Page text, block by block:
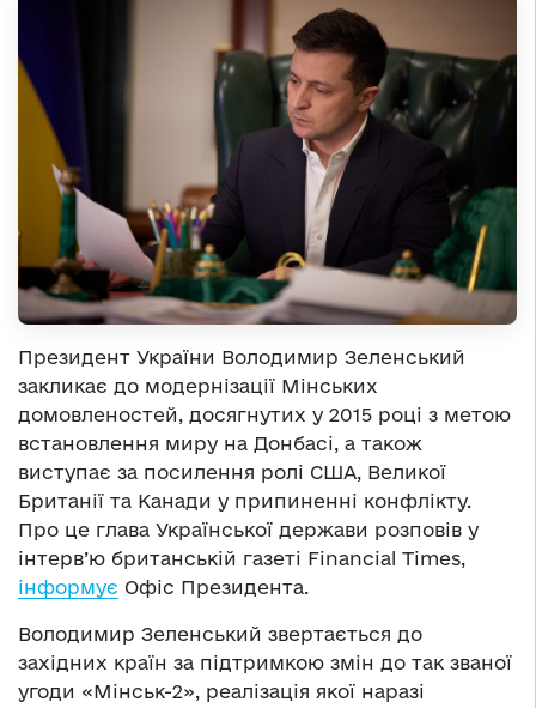
Президент України Володимир Зеленський
закликає до модернізації Мінських
домовленостей, досягнутих у 2015 році з метою
встановлення миру на Донбасі, а також
виступає за посилення ролі США, Великої
Британії та Канади у припиненні конфлікту.
Про це глава Української держави розповів у
інтерв’ю британській газеті Financial Times,
інформує Офіс Президента.
Володимир Зеленський звертається до
західних країн за підтримкою змін до так званої
угоди «Мінськ-2», реалізація якої наразі